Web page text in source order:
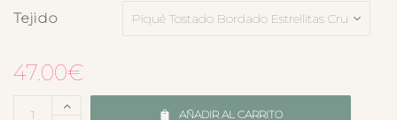
Tejido
47.00€
AÑADIR AL CARRITO